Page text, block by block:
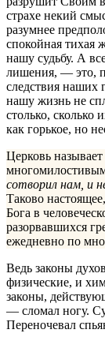
страхе некий
разумнее
спокойная тихая
нашу судьбу. А
лишения, — это,
следствия наших
нашу жизнь не
столько,
как горькое, но
Церковь
сотворил нам, и
Таково
Бога в
разорвавшихся
ежедневно по
Ведь законы
физические, и
законы,
— сломал ногу.
Переночевал